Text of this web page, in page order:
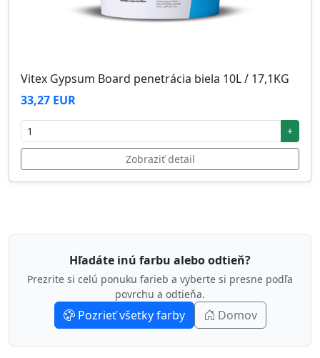
Vitex Gypsum Board penetrácia biela 10L / 17,1KG
33,27 EUR
+
Zobraziť detail
Hľadáte inú farbu alebo odtieň?
Prezrite si celú ponuku farieb a vyberte si presne podľa
povrchu a odtieňa.
Pozrieť všetky farby Domov